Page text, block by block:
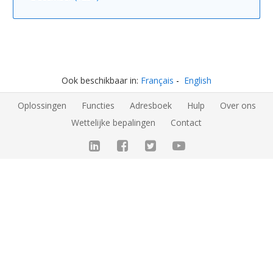
Ook beschikbaar in: Français English
Oplossingen Functies Adresboek Hulp
Over ons
Wettelijke bepalingen
Contact